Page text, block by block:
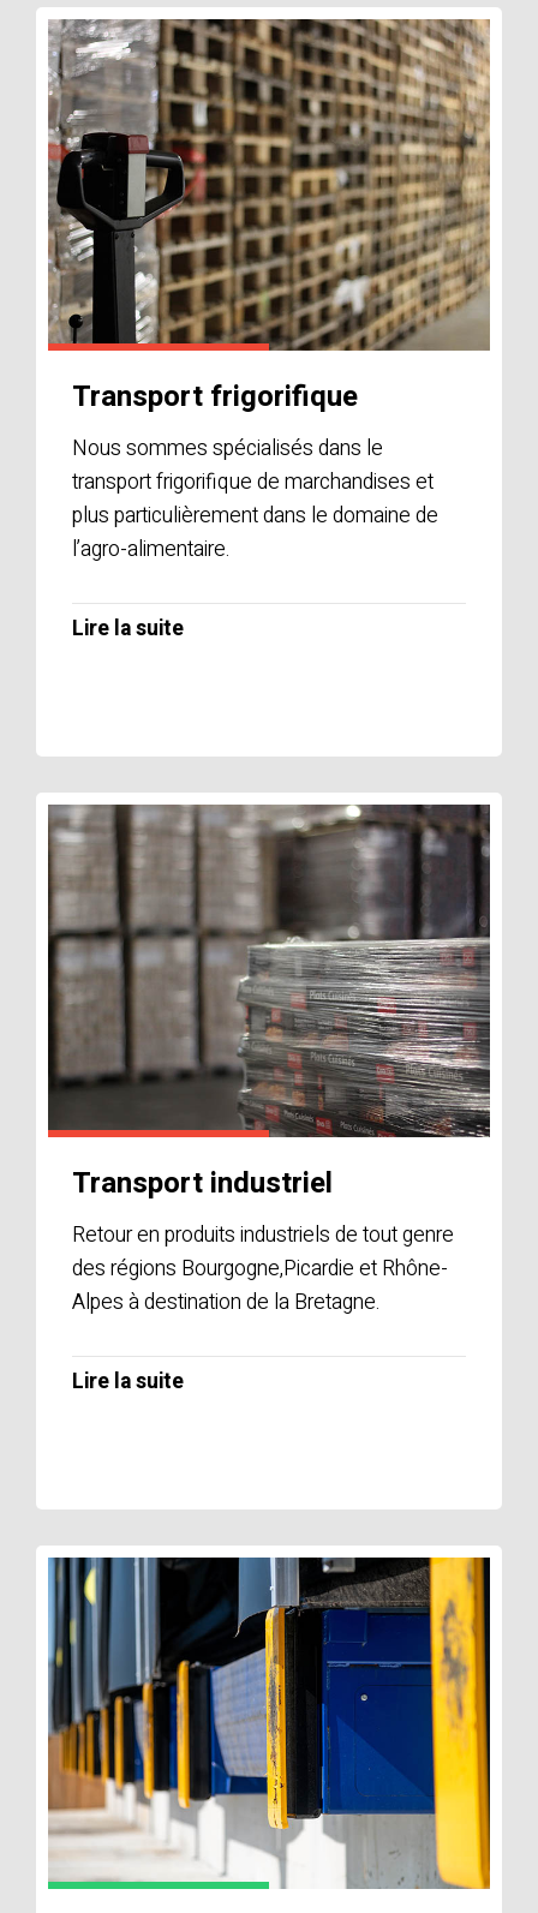
Transport frigorifique
Nous sommes spécialisés dans le
transport frigorifique de marchandises et
plus particulièrement dans le domaine de
l’agro-alimentaire.
Lire la suite
Transport industriel
Retour en produits industriels de tout genre
des régions Bourgogne,Picardie et Rhône-
Alpes à destination de la Bretagne.
Lire la suite